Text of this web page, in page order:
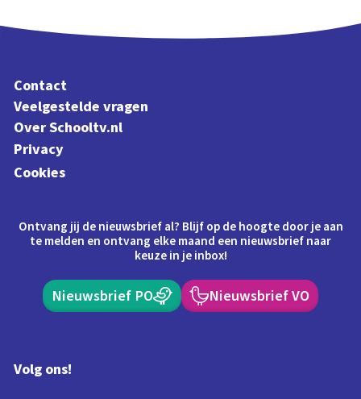
Contact
Veelgestelde vragen
Over Schooltv.nl
Privacy
Cookies
Ontvang jij de nieuwsbrief al? Blijf op de hoogte door je aan
te melden en ontvang elke maand een nieuwsbrief naar
keuze in je inbox!
Nieuwsbrief PO Nieuwsbrief VO
Volg ons!